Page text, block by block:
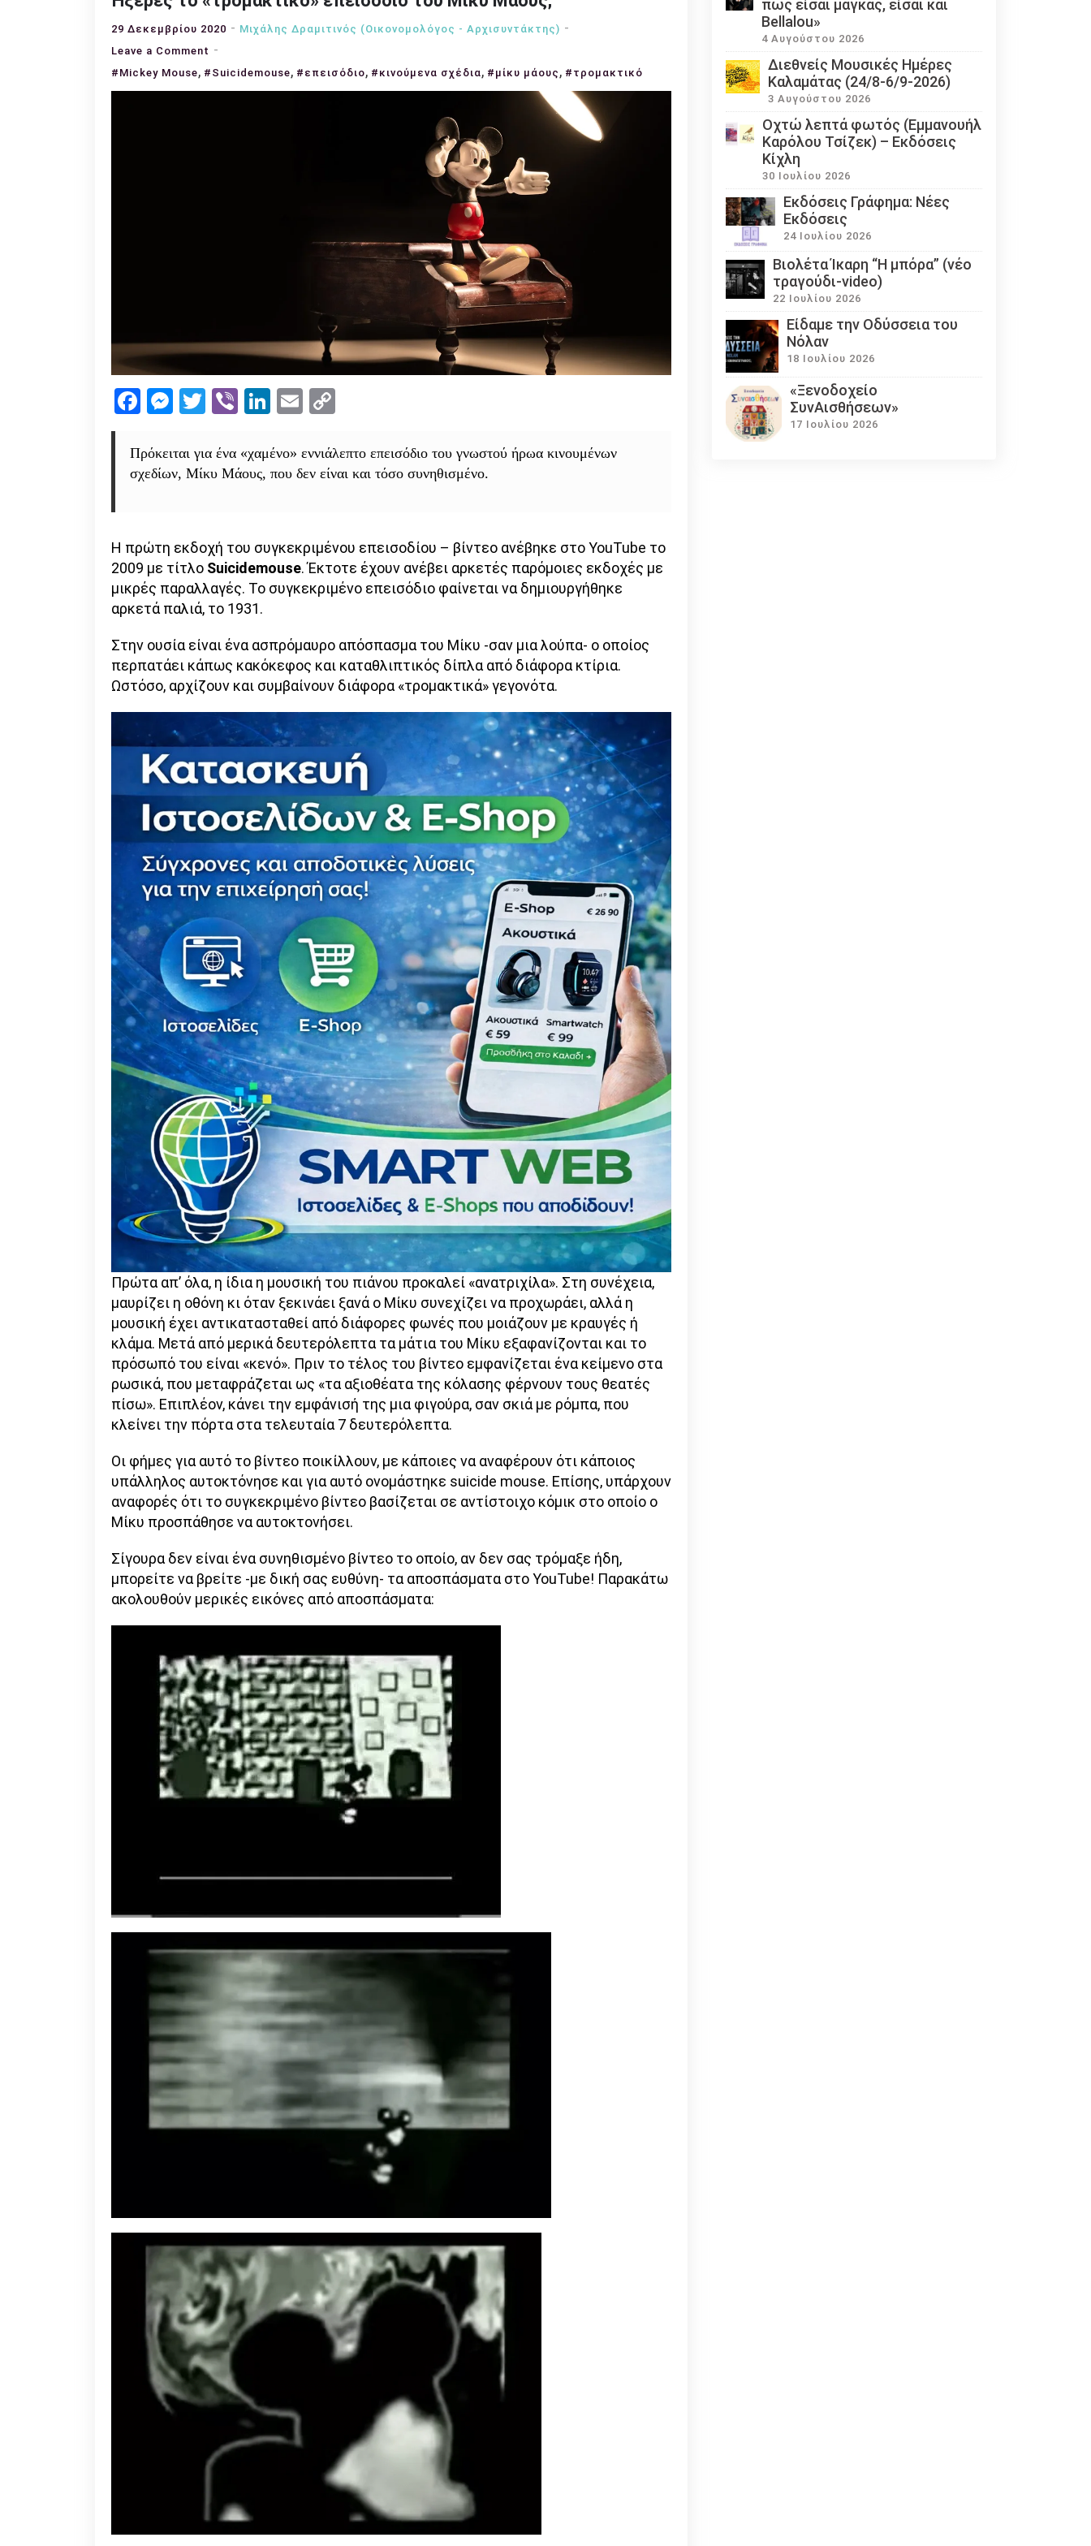
29 Δεκεμβρίου 2020
Μιχάλης Δραμιτινός (Οικονομολόγος - Αρχισυντάκτης)
Leave a Comment on
Ήξερες
το
#Mickey Mouse, #Suicidemouse, #επεισόδιο, #κινούμενα σχέδια, #μίκυ μάους , #τρομακτικό
Facebook
Messenger
Twitter
ViberLinkedIn
Email
Πρόκειται για ένα «χαμένο» εννιάλεπτο επεισόδιο του γνωστού ήρωα κινουμένων
σχεδίων, Μίκυ Μάους, που δεν είναι και τόσο συνηθισμένο.
Η πρώτη εκδοχή του συγκεκριμένου επεισοδίου – βίντεο ανέβηκε στο YouTube το
2009 με τίτλο Suicidemouse. Έκτοτε έχουν ανέβει αρκετές παρόμοιες εκδοχές με
μικρές παραλλαγές. Το συγκεκριμένο επεισόδιο φαίνεται να δημιουργήθηκε
αρκετά παλιά, το 1931.
Στην ουσία είναι ένα ασπρόμαυρο απόσπασμα του Μίκυ -σαν μια λούπα- ο οποίος
περπατάει κάπως κακόκεφος και καταθλιπτικός δίπλα από διάφορα κτίρια.
Ωστόσο, αρχίζουν και συμβαίνουν διάφορα «τρομακτικά» γεγονότα.
Πρώτα απ’ όλα, η ίδια η μουσική του πιάνου προκαλεί «ανατριχίλα». Στη συνέχεια,
μαυρίζει η οθόνη κι όταν ξεκινάει ξανά ο Μίκυ συνεχίζει να προχωράει, αλλά η
μουσική έχει αντικατασταθεί από διάφορες φωνές που μοιάζουν με κραυγές ή
κλάμα. Μετά από μερικά δευτερόλεπτα τα μάτια του Μίκυ εξαφανίζονται και το
πρόσωπό του είναι «κενό». Πριν το τέλος του βίντεο εμφανίζεται ένα κείμενο στα
ρωσικά, που μεταφράζεται ως «τα αξιοθέατα της κόλασης φέρνουν τους θεατές
πίσω». Επιπλέον, κάνει την εμφάνισή της μια φιγούρα, σαν σκιά με ρόμπα, που
κλείνει την πόρτα στα τελευταία 7 δευτερόλεπτα.
Οι φήμες για αυτό το βίντεο ποικίλλουν, με κάποιες να αναφέρουν ότι κάποιος
υπάλληλος αυτοκτόνησε και για αυτό ονομάστηκε suicide mouse. Επίσης, υπάρχουν
αναφορές ότι το συγκεκριμένο βίντεο βασίζεται σε αντίστοιχο κόμικ στο οποίο ο
Μίκυ προσπάθησε να αυτοκτονήσει.
Σίγουρα δεν είναι ένα συνηθισμένο βίντεο το οποίο, αν δεν σας τρόμαξε ήδη,
μπορείτε να βρείτε -με δική σας ευθύνη- τα αποσπάσματα στο YouTube! Παρακάτω
ακολουθούν μερικές εικόνες από αποσπάσματα:
πως είσαι μάγκας, είσαι και
Bellalou»
4 Αυγούστου 2026
Διεθνείς Μουσικές Ημέρες
Καλαμάτας (24/8-6/9-2026)
3 Αυγούστου 2026
Οχτώ λεπτά φωτός (Εμμανουήλ
Καρόλου Τσίζεκ) – Εκδόσεις
Κίχλη
30 Ιουλίου 2026
Εκδόσεις Γράφημα: Νέες
Εκδόσεις
24 Ιουλίου 2026
Βιολέτα Ίκαρη “Η μπόρα” (νέο
τραγούδι-video)
22 Ιουλίου 2026
Eίδαμε την Οδύσσεια του
Νόλαν
18 Ιουλίου 2026
«Ξενοδοχείο
ΣυνΑισθήσεων»
17 Ιουλίου 2026